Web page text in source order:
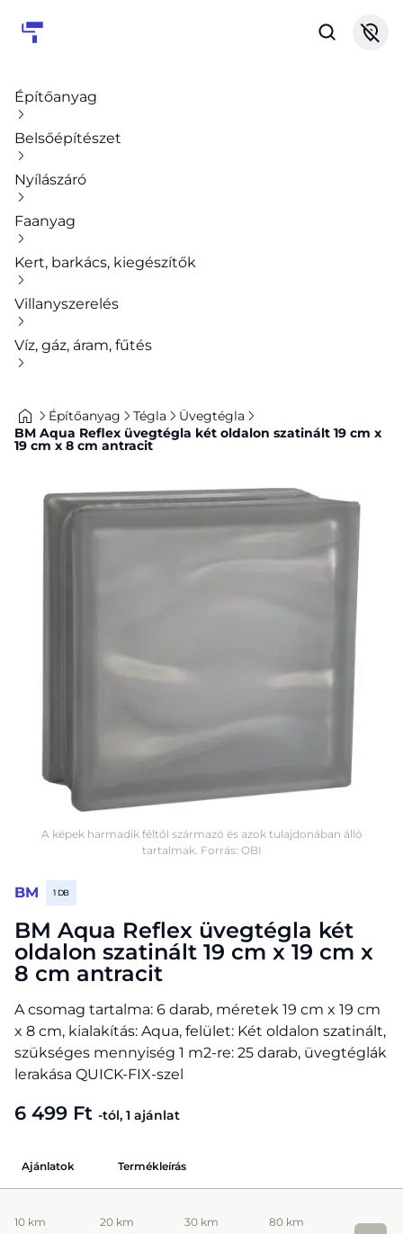
Építőanyag
Belsőépítészet
Nyílászáró
Faanyag
Kert, barkács, kiegészítők
Villanyszerelés
Víz, gáz, áram, fűtés
Építőanyag Tégla
Üvegtégla
BM Aqua Reflex üvegtégla két oldalon szatinált 19 cm x
19 cm x 8 cm antracit
BM 1 DB
BM Aqua Reflex üvegtégla két
oldalon szatinált 19 cm x 19 cm x
8 cm antracit
A csomag tartalma: 6 darab, méretek 19 cm x 19 cm
x 8 cm, kialakítás: Aqua, felület: Két oldalon szatinált,
szükséges mennyiség 1 m2-re: 25 darab, üvegtéglák
lerakása QUICK-FIX-szel
6 499 Ft -tól, 1 ajánlat
A képek harmadik féltől származó és azok tulajdonában álló
tartalmak. Forrás: OBI
Ajánlatok Termékleírás
10 km 20 km 30 km 80 km